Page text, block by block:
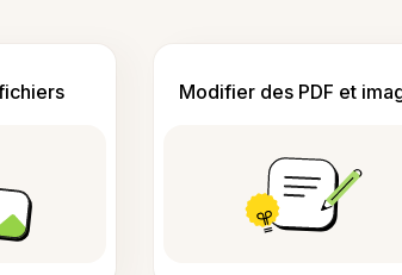
Modifier des PDF et